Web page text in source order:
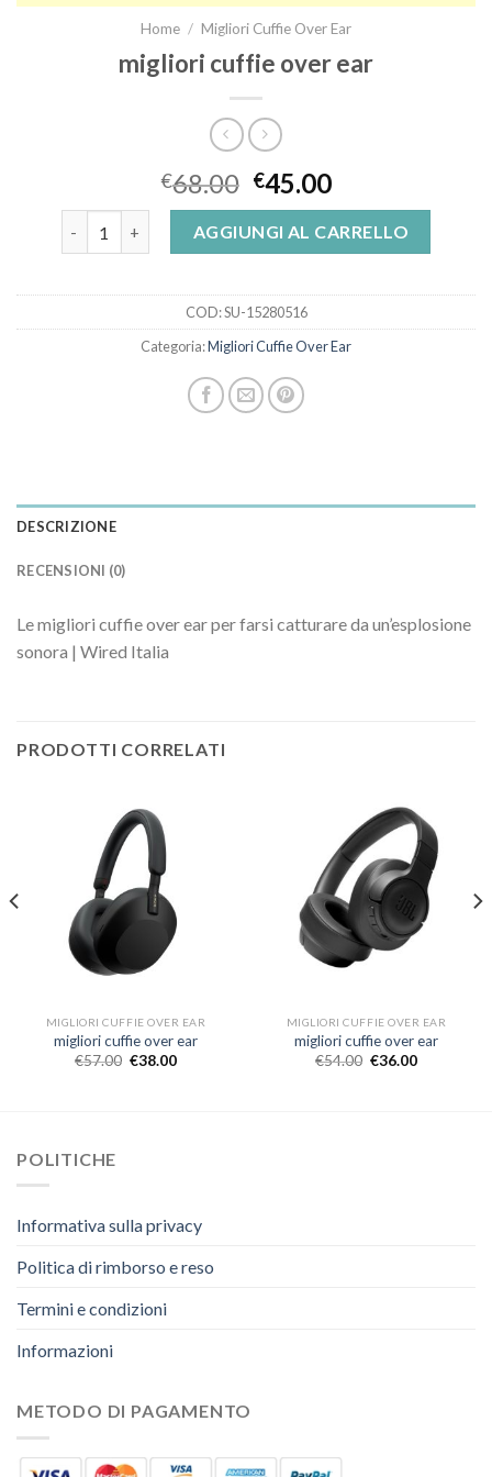
Home / Migliori Cuffie Over Ear
migliori cuffie over ear
€68.00 €45.00
AGGIUNGI AL CARRELLO
COD:SU-15280516
Categoria:Migliori Cuffie Over Ear
DESCRIZIONE
RECENSIONI (0)
Le migliori cuffie over ear per farsi catturare da un’esplosione
sonora | Wired Italia
PRODOTTI CORRELATI
MIGLIORI CUFFIE OVER EAR
migliori cuffie over ear
€57.00 €38.00
MIGLIORI CUFFIE OVER EAR
migliori cuffie over ear
€54.00 €36.00
POLITICHE
Informativa sulla privacy
Politica di rimborso e reso
Termini e condizioni
Informazioni
METODO DI PAGAMENTO